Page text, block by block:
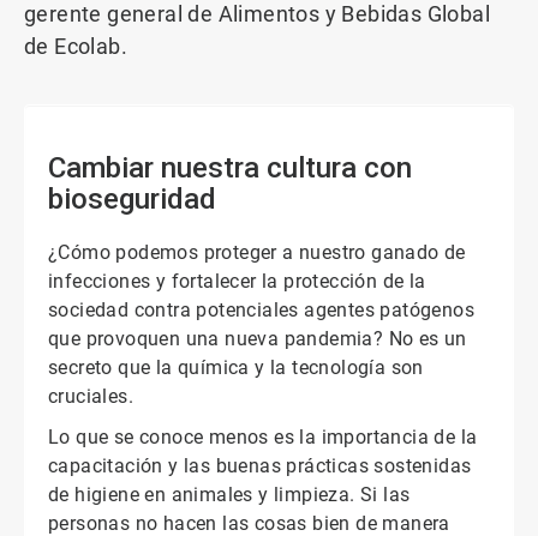
gerente general de Alimentos y Bebidas Global
de Ecolab.
Cambiar nuestra cultura con
bioseguridad
¿Cómo podemos proteger a nuestro ganado de
infecciones y fortalecer la protección de la
sociedad contra potenciales agentes patógenos
que provoquen una nueva pandemia? No es un
secreto que la química y la tecnología son
cruciales.
Lo que se conoce menos es la importancia de la
capacitación y las buenas prácticas sostenidas
de higiene en animales y limpieza. Si las
personas no hacen las cosas bien de manera